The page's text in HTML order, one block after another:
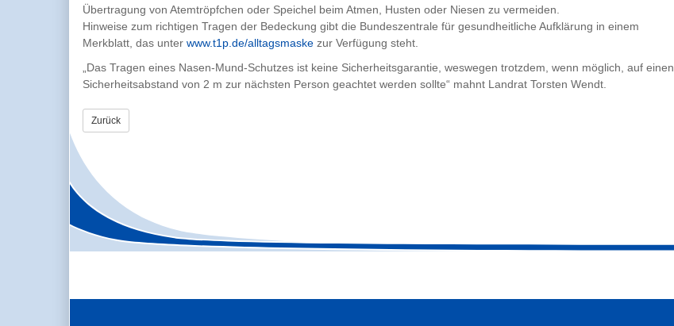
Übertragung von Atemtröpfchen oder Speichel beim Atmen, Husten oder Niesen zu vermeiden.
Hinweise zum richtigen Tragen der Bedeckung gibt die Bundeszentrale für gesundheitliche Aufklärung in einem
Merkblatt, das unter www.t1p.de/alltagsmaske zur Verfügung steht.
„Das Tragen eines Nasen-Mund-Schutzes ist keine Sicherheitsgarantie, weswegen trotzdem, wenn möglich, auf einen
Sicherheitsabstand von 2 m zur nächsten Person geachtet werden sollte“ mahnt Landrat Torsten Wendt.
Zurück